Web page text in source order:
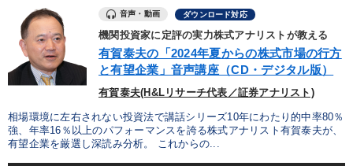
音声・動画 ダウンロード対応
機関投資家に定評の実力株式アナリストが教える
有賀泰夫の「2024年夏からの株式市場の行方
と有望企業」音声講座（CD・デジタル版）
有賀泰夫(H&Lリサーチ代表／証券アナリスト)
相場環境に左右されない投資法で講話シリーズ10年にわたり的中率80％
強、年率16％以上のパフォーマンスを誇る株式アナリスト有賀泰夫が、
有望企業を厳選し深読み分析。 これからの...